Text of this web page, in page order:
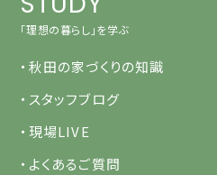
「理想の暮らし」を学ぶ
・秋田の家づくりの知識
・スタッフブログ
・現場LIVE
・よくあるご質問